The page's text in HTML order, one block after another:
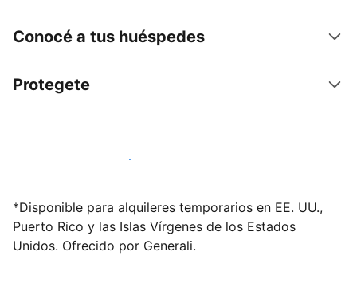
Conocé a tus huéspedes
Protegete
Publicá en nuestra plataforma hoy
*Disponible para alquileres temporarios en EE. UU.,
Puerto Rico y las Islas Vírgenes de los Estados
Unidos. Ofrecido por Generali.